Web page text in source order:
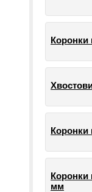
Коронки
Коронки
мм